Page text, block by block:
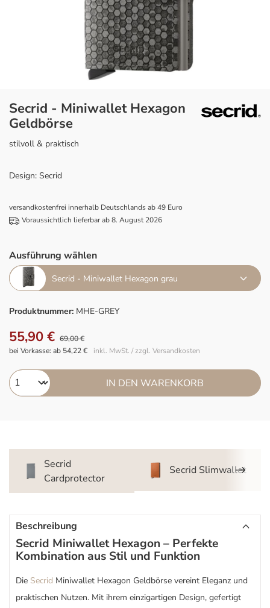
Secrid - Miniwallet Hexagon
Geldbörse
stilvoll & praktisch
Design: Secrid
versandkostenfrei innerhalb Deutschlands ab 49 Euro
Voraussichtlich lieferbar ab 8. August 2026
Ausführung wählen
Secrid - Miniwallet Hexagon grau
Produktnummer: MHE-GREY
55,90 € 69,00 €
inkl. MwSt. / zzgl. Versandkosten
bei Vorkasse: ab 54,22 €
IN DEN WARENKORB
Secrid
Cardprotector
Secrid Slimwallet
Beschreibung
Secrid Miniwallet Hexagon – Perfekte
Kombination aus Stil und Funktion
Die Secrid Miniwallet Hexagon Geldbörse vereint Eleganz und
praktischen Nutzen. Mit ihrem einzigartigen Design, gefertigt